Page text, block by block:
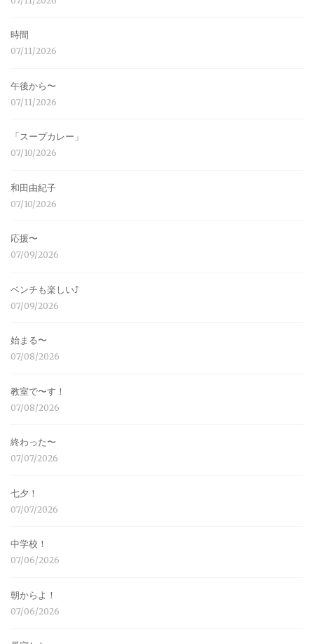
時間
07/11/2026
午後から〜
07/11/2026
「スープカレー」
07/10/2026
和田由紀子
07/10/2026
応援〜
07/09/2026
ベンチも楽しい⤴︎
07/09/2026
始まる〜
07/08/2026
教室で〜す！
07/08/2026
終わった〜
07/07/2026
七夕！
07/07/2026
中学校！
07/06/2026
朝からよ！
07/06/2026